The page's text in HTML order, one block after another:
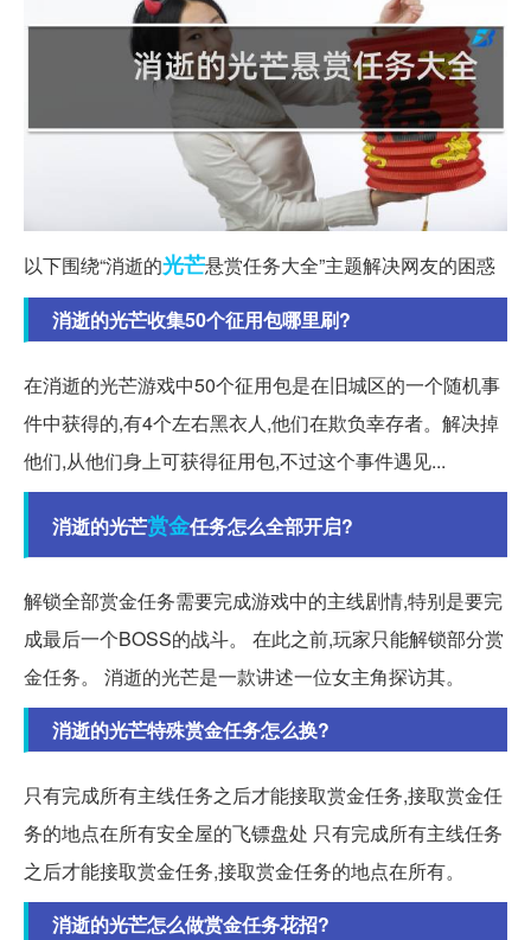
以下围绕“消逝的光芒悬赏任务大全”主题解决网友的困惑
消逝的光芒收集50个征用包哪里刷?
在消逝的光芒游戏中50个征用包是在旧城区的一个随机事
件中获得的,有4个左右黑衣人,他们在欺负幸存者。解决掉
他们,从他们身上可获得征用包,不过这个事件遇见...
消逝的光芒赏金任务怎么全部开启?
解锁全部赏金任务需要完成游戏中的主线剧情,特别是要完
成最后一个BOSS的战斗。 在此之前,玩家只能解锁部分赏
金任务。 消逝的光芒是一款讲述一位女主角探访其。
消逝的光芒特殊赏金任务怎么换?
只有完成所有主线任务之后才能接取赏金任务,接取赏金任
务的地点在所有安全屋的飞镖盘处 只有完成所有主线任务
之后才能接取赏金任务,接取赏金任务的地点在所有。
消逝的光芒怎么做赏金任务花招?